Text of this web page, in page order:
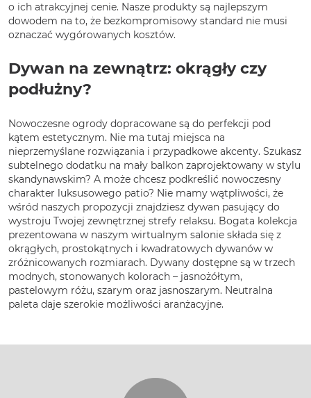
o ich atrakcyjnej cenie. Nasze produkty są najlepszym
dowodem na to, że bezkompromisowy standard nie musi
oznaczać wygórowanych kosztów.
Dywan na zewnątrz: okrągły czy
podłużny?
Nowoczesne ogrody dopracowane są do perfekcji pod
kątem estetycznym. Nie ma tutaj miejsca na
nieprzemyślane rozwiązania i przypadkowe akcenty. Szukasz
subtelnego dodatku na mały balkon zaprojektowany w stylu
skandynawskim? A może chcesz podkreślić nowoczesny
charakter luksusowego patio? Nie mamy wątpliwości, że
wśród naszych propozycji znajdziesz dywan pasujący do
wystroju Twojej zewnętrznej strefy relaksu. Bogata kolekcja
prezentowana w naszym wirtualnym salonie składa się z
okrągłych, prostokątnych i kwadratowych dywanów w
zróżnicowanych rozmiarach. Dywany dostępne są w trzech
modnych, stonowanych kolorach – jasnożółtym,
pastelowym różu, szarym oraz jasnoszarym. Neutralna
paleta daje szerokie możliwości aranżacyjne.